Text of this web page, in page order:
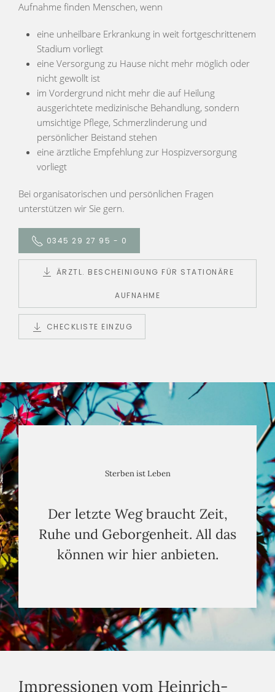
Aufnahme finden Menschen, wenn
eine unheilbare Erkrankung in weit fortgeschrittenem
Stadium vorliegt
eine Versorgung zu Hause nicht mehr möglich oder
nicht gewollt ist
im Vordergrund nicht mehr die auf Heilung
ausgerichtete medizinische Behandlung, sondern
umsichtige Pflege, Schmerzlinderung und
persönlicher Beistand stehen
eine ärztliche Empfehlung zur Hospizversorgung
vorliegt
Bei organisatorischen und persönlichen Fragen
unterstützen wir Sie gern.
0345 29 27 95 - 0
ÄRZTL. BESCHEINIGUNG FÜR STATIONÄRE
AUFNAHME
CHECKLISTE EINZUG
Sterben ist Leben
Der letzte Weg braucht Zeit,
Ruhe und Geborgenheit. All das
können wir hier anbieten.
Impressionen vom Heinrich-